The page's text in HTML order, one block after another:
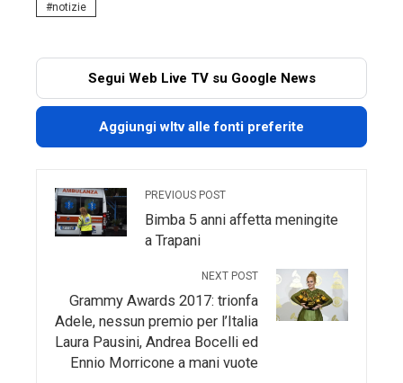
notizie
Segui Web Live TV su Google News
Aggiungi wltv alle fonti preferite
PREVIOUS POST
Bimba 5 anni affetta meningite
a Trapani
NEXT POST
Grammy Awards 2017: trionfa
Adele, nessun premio per l’Italia
Laura Pausini, Andrea Bocelli ed
Ennio Morricone a mani vuote